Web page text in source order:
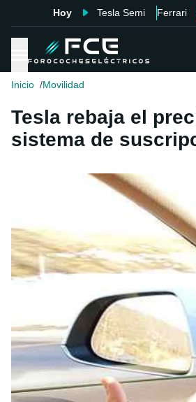
Hoy Tesla Semi Ferrari
Inicio Movilidad
Tesla rebaja el
sistema de